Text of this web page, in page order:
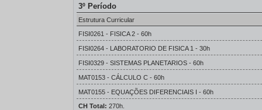
3º Período
Estrutura Curricular
FISI0261 - FISICA 2 - 60h
FISI0264 - LABORATORIO DE FISICA 1 - 30h
FISI0329 - SISTEMAS PLANETARIOS - 60h
MAT0153 - CÁLCULO C - 60h
MAT0155 - EQUAÇÕES DIFERENCIAIS I - 60h
CH Total: 270h.